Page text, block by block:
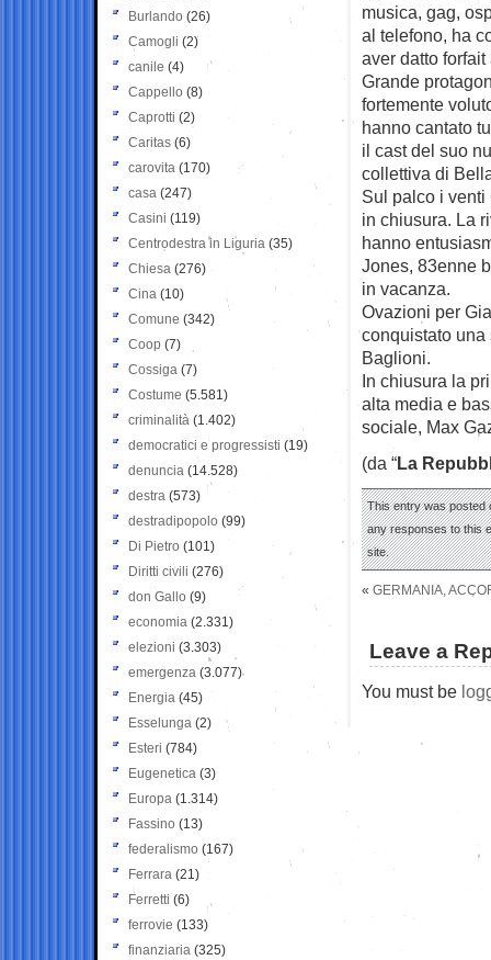
musica, gag,
al telefono, ha
aver datto
Grande
fortemente
hanno cantato
il cast del suo
collettiva di
Sul palco i
in chiusura. La
hanno
Jones, 83enne
in vacanza.
Ovazioni per
conquistato una
Baglioni.
In chiusura la
alta media e
sociale, Max
(da “La
This entry was posted
any responses to this
site.
« GERMANIA,
Leave a
You must be
Burlando (26)
Camogli (2)
canile (4)
Cappello (8)
Caprotti (2)
Caritas (6)
carovita (170)
casa (247)
Casini (119)
Centrodestra in Liguria (35)
Chiesa (276)
Cina (10)
Comune (342)
Coop (7)
Cossiga (7)
Costume (5.581)
criminalità (1.402)
democratici e progressisti (19)
denuncia (14.528)
destra (573)
destradipopolo (99)
Di Pietro (101)
Diritti civili (276)
don Gallo (9)
economia (2.331)
elezioni (3.303)
emergenza (3.077)
Energia (45)
Esselunga (2)
Esteri (784)
Eugenetica (3)
Europa (1.314)
Fassino (13)
federalismo (167)
Ferrara (21)
Ferretti (6)
ferrovie (133)
finanziaria (325)